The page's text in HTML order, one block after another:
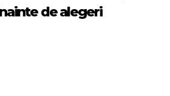
de alegeri